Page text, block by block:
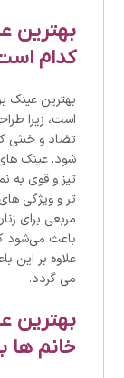
بهترین
کدام
بهترین عینک
است، زیرا
تضاد و خنثی
شود. عینک
تیز و قوی به
تر و ویژگی
مربعی برای
باعث می‌شود
علاوه بر این
می گردد.
بهترین
خانم ها